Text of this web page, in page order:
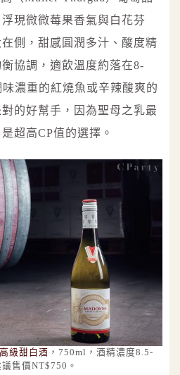
現微微莓果香氣與白花芬
側，甜感圓潤多汁、酸度精
協調，適飲溫度約落在8-
濃重的紅燒魚或辛辣酸爽的
的好幫手，因為聖母之乳最
超高CP值的選擇。
級甜白酒 ，750ml，酒精濃度8.5-
售價NT$750。